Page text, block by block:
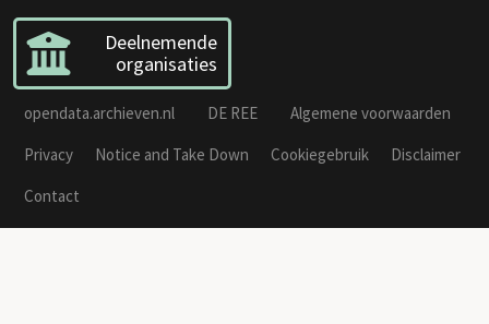
Deelnemende
organisaties
opendata.archieven.nl DE REE
Algemene voorwaarden
Privacy
Notice and Take Down Cookiegebruik
Disclaimer
Contact